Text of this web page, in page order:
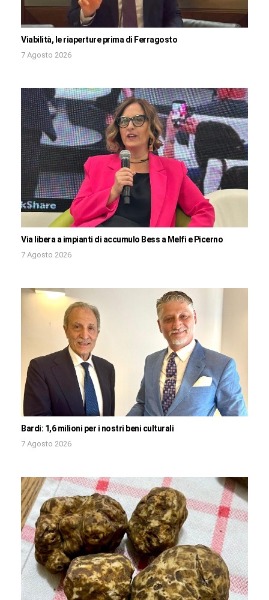
Viabilità, le riaperture prima di Ferragosto
7 Agosto 2026
Via libera a impianti di accumulo Bess a Melfi e Picerno
7 Agosto 2026
Bardi: 1,6 milioni per i nostri beni culturali
7 Agosto 2026